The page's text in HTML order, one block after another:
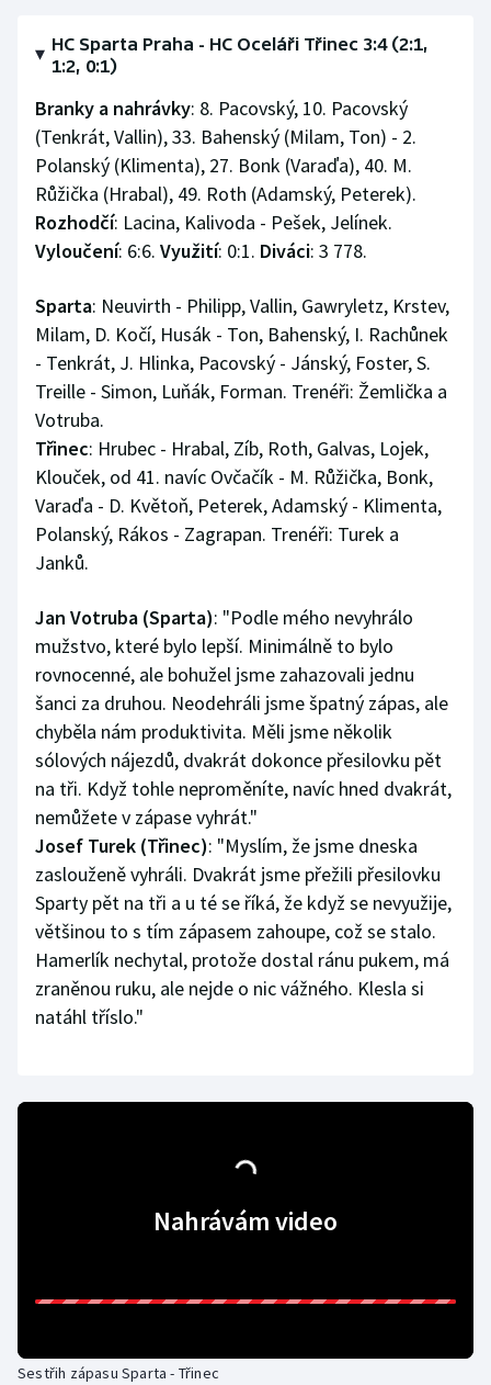
HC Sparta Praha - HC Oceláři Třinec 3:4 (2:1,
1:2, 0:1)
Branky a nahrávky: 8. Pacovský, 10. Pacovský
(Tenkrát, Vallin), 33. Bahenský (Milam, Ton) - 2.
Polanský (Klimenta), 27. Bonk (Varaďa), 40. M.
Růžička (Hrabal), 49. Roth (Adamský, Peterek).
Rozhodčí: Lacina, Kalivoda - Pešek, Jelínek.
Vyloučení: 6:6. Využití: 0:1. Diváci: 3 778.
Sparta: Neuvirth - Philipp, Vallin, Gawryletz, Krstev,
Milam, D. Kočí, Husák - Ton, Bahenský, I. Rachůnek
- Tenkrát, J. Hlinka, Pacovský - Jánský, Foster, S.
Treille - Simon, Luňák, Forman. Trenéři: Žemlička a
Votruba.
Třinec: Hrubec - Hrabal, Zíb, Roth, Galvas, Lojek,
Klouček, od 41. navíc Ovčačík - M. Růžička, Bonk,
Varaďa - D. Květoň, Peterek, Adamský - Klimenta,
Polanský, Rákos - Zagrapan. Trenéři: Turek a
Janků.
Jan Votruba (Sparta): "Podle mého nevyhrálo
mužstvo, které bylo lepší. Minimálně to bylo
rovnocenné, ale bohužel jsme zahazovali jednu
šanci za druhou. Neodehráli jsme špatný zápas, ale
chyběla nám produktivita. Měli jsme několik
sólových nájezdů, dvakrát dokonce přesilovku pět
na tři. Když tohle neproměníte, navíc hned dvakrát,
nemůžete v zápase vyhrát."
Josef Turek (Třinec): "Myslím, že jsme dneska
zaslouženě vyhráli. Dvakrát jsme přežili přesilovku
Sparty pět na tři a u té se říká, že když se nevyužije,
většinou to s tím zápasem zahoupe, což se stalo.
Hamerlík nechytal, protože dostal ránu pukem, má
zraněnou ruku, ale nejde o nic vážného. Klesla si
natáhl tříslo."
Nahrávám video
Sestřih zápasu Sparta - Třinec